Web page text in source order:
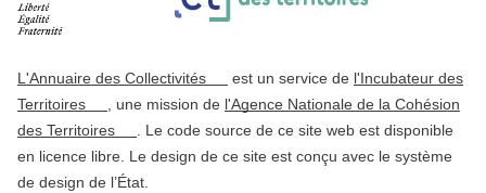
L'Annuaire des Collectivités est un service de l'Incubateur des
Territoires
, une mission de l'Agence Nationale de la Cohésion
des Territoires
. Le code source de ce site web est disponible
en licence libre. Le design de ce site est conçu avec le système
de design de l’État.